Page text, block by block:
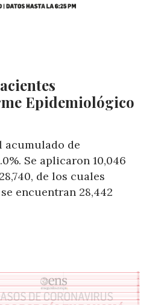
Epidemiológico
acumulado de
Se aplicaron 10,046
de los cuales
encuentran 28,442